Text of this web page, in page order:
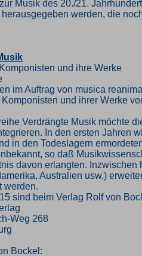
Musik des 20./21.
werden, die
und ihre Werke
im Auftrag von musica
Komponisten und ihrer Werke
Verdrängte Musik möchte
In den ersten Jahren
in den Todeslagern
so daß
davon erlangten.
Australien usw.)
werden.
sind beim Verlag Rolf von
Weg 268
Bockel: